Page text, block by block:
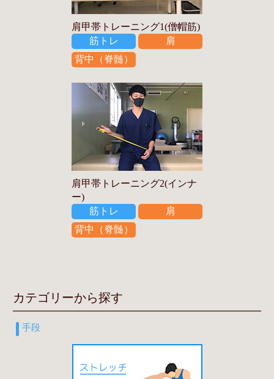
肩甲帯トレーニング1(僧帽筋)
筋トレ
肩
背中（脊髄）
肩甲帯トレーニング2(インナ
ー)
筋トレ
肩
背中（脊髄）
カテゴリーから探す
手段